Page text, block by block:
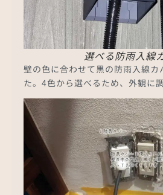
選べる防雨入線
壁の色に合わせて黒の防雨入線カ
た。4色から選べるため、外観に調